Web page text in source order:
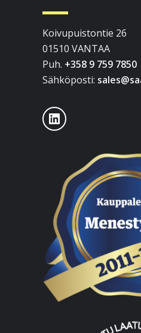
Koivupuistontie 26
01510 VANTAA
Puh. +358 9 759 7850
Sähköposti:
LinkedIn